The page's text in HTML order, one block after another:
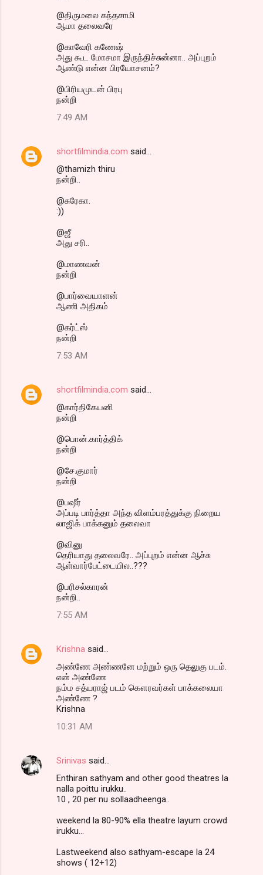
@திருமலை கந்தசாமி
ஆமா தலைவரே
@காவேரி கணேஷ்
அது கூட மோசமா இருந்திச்சுன்னா.. அப்புறம்
ஆண்டு என்ன பிரயோசனம்?
@பிரியமுடன் பிரபு
நன்றி
7:49 AM
shortfilmindia.com said…
@thamizh thiru
நன்றி..
@சுரேகா.
:))
@ஜீ
அது சரி..
@மாணவன்
நன்றி
@பார்வையாளன்
ஆணி அதிகம்
@கர்ட்ஸ்
நன்றி
7:53 AM
shortfilmindia.com said…
@கார்திகேயனி
நன்றி
@பொன்.கார்த்திக்
நன்றி
@சே.குமார்
நன்றி
@பஷீர்
அப்படி பார்த்தா அந்த விளம்பரத்துக்கு நிறைய
லாஜிக் பாக்கனும் தலைவா
@வினு
தெரியாது தலைவரே.. அப்புறம் என்ன ஆச்சு
ஆள்வார்பேட்டையில..???
@பரிசல்காரன்
நன்றி..
7:55 AM
Krishna said…
அண்ணே அண்ணனே மற்றும் ஒரு தெலுகு படம்.
என் அண்ணே
நம்ம சத்யராஜ் படம் கௌரவர்கள் பாக்கலையா
அண்ணே ?
Krishna
10:31 AM
Srinivas said…
Enthiran sathyam and other good theatres la
nalla poittu irukku..
10 , 20 per nu sollaadheenga..
weekend la 80-90% ella theatre layum crowd
irukku...
Lastweekend also sathyam-escape la 24
shows ( 12+12)